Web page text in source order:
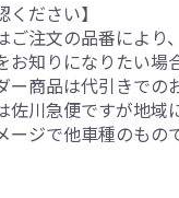
ください】
注文の品番により
お知りになりたい場
ー商品は代引きでの
佐川急便ですが地域
ージで他車種のも